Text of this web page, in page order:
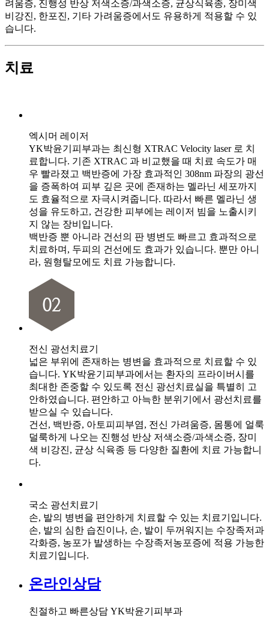
려움증, 진행성 반상 저색소증/과색소증, 균상식육종, 장미색
비강진, 한포진, 기타 가려움증에서도 유용하게 적용할 수 있
습니다.
치료
엑시머 레이저
YK박윤기피부과는 최신형 XTRAC Velocity laser 로 치
료합니다. 기존 XTRAC 과 비교했을 때 치료 속도가 매
우 빨라졌고 백반증에 가장 효과적인 308nm 파장의 광선
을 증폭하여 피부 깊은 곳에 존재하는 멜라닌 세포까지
도 효율적으로 자극시켜줍니다. 따라서 빠른 멜라닌 생
성을 유도하고, 건강한 피부에는 레이저 빔을 노출시키
지 않는 장비입니다.
백반증 뿐 아니라 건선의 판 병변도 빠르고 효과적으로
치료하며, 두피의 건선에도 효과가 있습니다. 뿐만 아니
라, 원형탈모에도 치료 가능합니다.
전신 광선치료기
넓은 부위에 존재하는 병변을 효과적으로 치료할 수 있
습니다. YK박윤기피부과에서는 환자의 프라이버시를
최대한 존중할 수 있도록 전신 광선치료실을 특별히 고
안하였습니다. 편안하고 아늑한 분위기에서 광선치료를
받으실 수 있습니다.
건선, 백반증, 아토피피부염, 전신 가려움증, 몸통에 얼룩
덜룩하게 나오는 진행성 반상 저색소증/과색소증, 장미
색 비강진, 균상 식육종 등 다양한 질환에 치료 가능합니
다.
국소 광선치료기
손, 발의 병변을 편안하게 치료할 수 있는 치료기입니다.
손, 발의 심한 습진이나, 손, 발이 두꺼워지는 수장족저과
각화증, 농포가 발생하는 수장족저농포증에 적용 가능한
치료기입니다.
온라인상담
친절하고 빠른상담 YK박윤기피부과